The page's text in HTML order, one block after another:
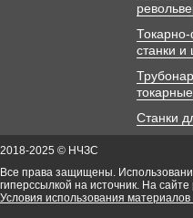
станки и
токарные
Станки
2018-2025 © НЧЗС
Все права защищены.
гиперссылкой на источник. На
Условия использования материалов